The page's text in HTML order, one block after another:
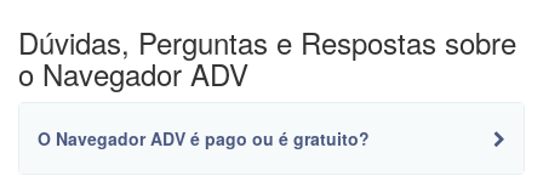
Dúvidas, Perguntas e Respostas sobre
o Navegador ADV
O Navegador ADV é pago ou é gratuito?